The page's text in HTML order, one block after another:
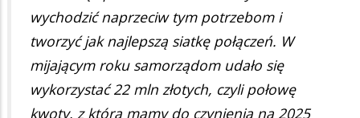
wychodzić naprzeciw tym potrzebom i
tworzyć jak najlepszą siatkę połączeń. W
mijającym roku samorządom udało się
wykorzystać 22 mln złotych, czyli połowę
kwoty, z którą mamy do czynienia na 2025